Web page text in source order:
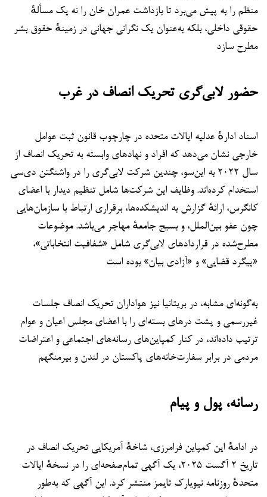
منظم را به پیش می‌برد تا بازداشت عمران خان را نه یک مسألهٔ
حقوقی داخلی، بلکه به‌عنوان یک نگرانی جهانی در زمینهٔ حقوق بشر
مطرح سازد
حضور لابی‌گری تحریک انصاف در غرب
اسناد ادارهٔ عدلیه ایالات متحده در چارچوب قانون ثبت عوامل
خارجی نشان می‌دهد که افراد و نهادهای وابسته به تحریک انصاف از
سال ۲۰۲۲ به این‌سو، چندین شرکت لابی‌گری را در واشنگتن دی‌سی
استخدام کرده‌اند. وظایف این شرکت‌ها شامل تنظیم دیدار با اعضای
کانگرس، ارائهٔ گزارش به اندیشکده‌ها، برقراری ارتباط با سازمان‌هایی
چون عفو بین‌الملل، و بسیج جامعهٔ مهاجر می‌باشد. موضوعات
مطرح‌شده در قراردادهای لابی‌گری شامل «شفافیت انتخاباتی»،
«پیگرد قضایی» و «آزادی بیان» بوده است
به‌گونه‌ای مشابه، در بریتانیا نیز هواداران تحریک انصاف جلسات
غیررسمی و پشت درهای بسته‌ای را با اعضای مجلس اعیان و عوام
ترتیب داده‌اند، در کنار کمپاین‌های رسانه‌های اجتماعی و اعتراضات
مردمی در برابر سفارت‌خانه‌های پاکستان در لندن و بیرمنگهم
رسانه، پول و پیام
در ادامهٔ این کمپاین فرامرزی، شاخهٔ آمریکایی تحریک انصاف در
تاریخ ۲ آگست ۲۰۲۵، یک آگهی تمام‌صفحه‌ای را در نسخهٔ ایالات
متحدهٔ روزنامه نیویارک تایمز منتشر کرد. این آگهی که به‌طور